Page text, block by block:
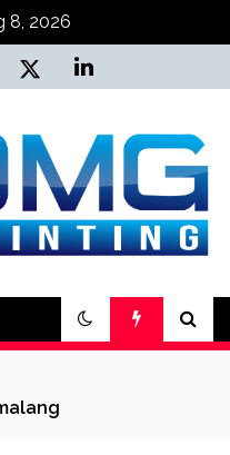
8, 2026
Online